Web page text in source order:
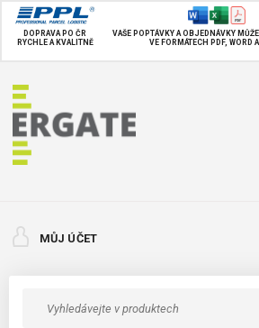
DOPRAVA PO ČR
RYCHLE A KVALITNĚ
VAŠE POPTÁVKY A OBJEDNÁVKY
VE FORMÁTECH PDF, WORD
MŮJ ÚČET